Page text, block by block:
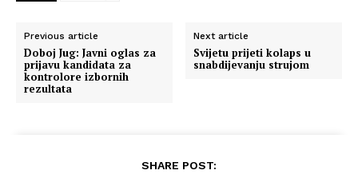
Previous article
Doboj Jug: Javni oglas za
prijavu kandidata za
kontrolore izbornih
rezultata
Next article
Svijetu prijeti kolaps u
snabdijevanju strujom
SHARE POST: